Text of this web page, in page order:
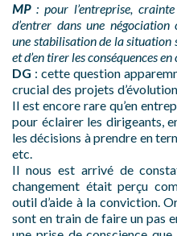
MP: pour l’entreprise,
d’entrer dans une
une stabilisation de la situation
et d’en tirer les conséquences
DG : cette question
crucial des projets
Il est encore rare qu’en
pour éclairer les dirigeants,
les décisions à prendre en
etc.
Il nous est arrivé de
changement était perçu
outil d’aide à la conviction.
sont en train de faire un pas